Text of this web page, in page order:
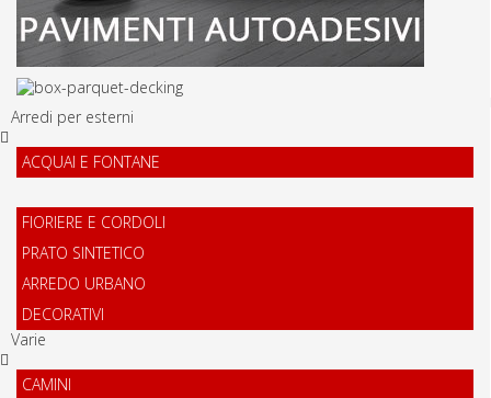
Arredi per esterni
ACQUAI E FONTANE
FIORIERE E CORDOLI
PRATO SINTETICO
ARREDO URBANO
DECORATIVI
Varie
CAMINI